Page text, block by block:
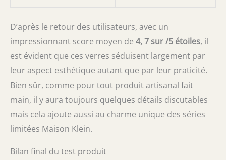
D’après le retour des utilisateurs, avec un
impressionnant score moyen de 4, 7 sur /5 étoiles, il
est évident que ces verres séduisent largement par
leur aspect esthétique autant que par leur praticité.
Bien sûr, comme pour tout produit artisanal fait
main, il y aura toujours quelques détails discutables
mais cela ajoute aussi au charme unique des séries
limitées Maison Klein.
Bilan final du test produit